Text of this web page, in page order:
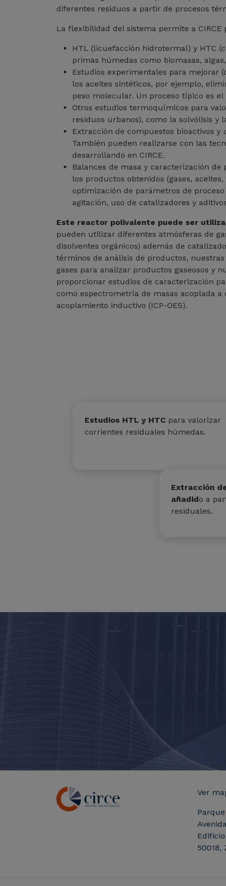
diferentes residuos a partir de procesos
La flexibilidad del sistema permite a CIRCE
HTL (licuefacción hidrotermal) y HTC
primas húmedas como biomasas,
Estudios experimentales para mejorar
los aceites sintéticos, por ejemplo,
peso molecular. Un proceso típico es el
Otros estudios termoquímicos para
residuos urbanos), como la solvólisis y
Extracción de compuestos bioactivos y
También pueden realizarse con las
desarrollando en CIRCE.
Balances de masa y caracterización
los productos obtenidos (gases, aceites,
optimización de parámetros de
agitación, uso de catalizadores y
Este reactor polivalente puede ser
pueden utilizar diferentes atmósferas de
disolventes orgánicos) además de
términos de análisis de productos,
gases para analizar productos gaseosos y
proporcionar estudios de caracterización
como espectrometría de masas acoplada a
acoplamiento inductivo (ICP-OES).
Estudios HTL y HTC para valorizar
corrientes residuales húmedas.
Extracción
añadido a
residuales.
Ver
Edificio
50018,